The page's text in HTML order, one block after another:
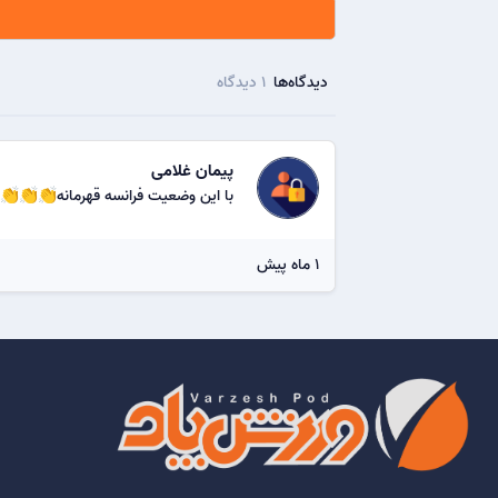
دیدگاه‌ها 1 دیدگاه
پیمان غلامی
با این وضعیت فرانسه قهرمانه👏👏👏
1 ماه پیش